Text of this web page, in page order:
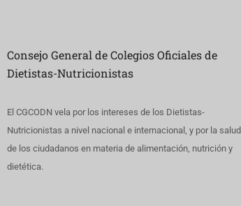
Consejo General de Colegios Oficiales de
Dietistas-Nutricionistas
El CGCODN vela por los intereses de los Dietistas-
Nutricionistas a nivel nacional e internacional, y por la salud
de los ciudadanos en materia de alimentación, nutrición y
dietética.